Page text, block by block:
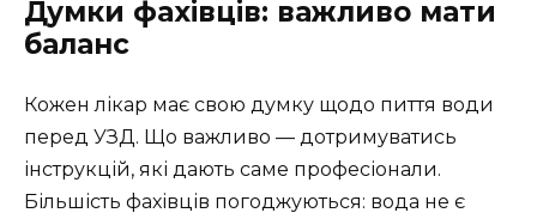
Думки фахівців: важливо мати
баланс
Кожен лікар має свою думку щодо пиття води
перед УЗД. Що важливо — дотримуватись
інструкцій, які дають саме професіонали.
Більшість фахівців погоджуються: вода не є